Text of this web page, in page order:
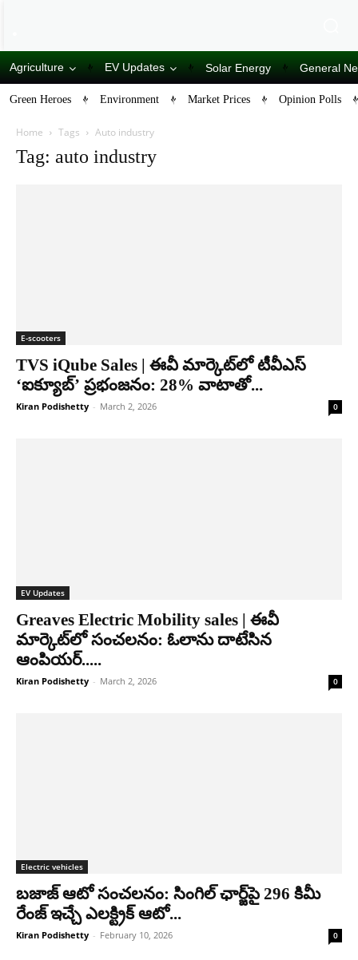
Agriculture EV Updates Solar Energy General
Green Heroes Environment Market Prices Opinion Polls
Home Tags Auto industry
Tag: auto industry
E-scooters
TVS iQube Sales | ఈవీ మార్కెట్‌లో టీవీఎస్
‘ఐక్యూబ్’ ప్రభంజనం: 28% వాటాతో...
Kiran Podishetty - March 2, 2026 0
EV Updates
Greaves Electric Mobility sales | ఈవీ
మార్కెట్‌లో సంచలనం: ఓలాను దాటేసిన
ఆంపియర్.....
Kiran Podishetty - March 2, 2026 0
Electric vehicles
బజాజ్ ఆటో సంచలనం: సింగిల్ ఛార్జ్‌పై 296 కిమీ
రేంజ్ ఇచ్చే ఎలక్ట్రిక్ ఆటో...
Kiran Podishetty - February 10, 2026 0